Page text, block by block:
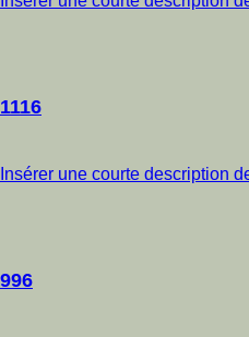
1116
Insérer une courte description
996